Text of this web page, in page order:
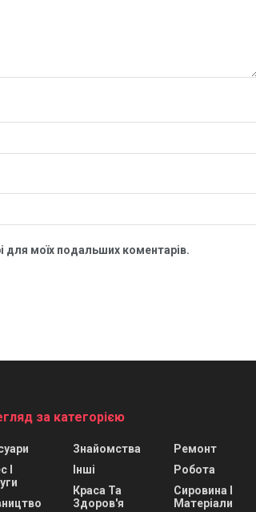
для моїх подальших коментарів.
за категорією
І
Знайомства
Інші
Краса Та
Здоров'я
Ремонт
Робота
Сировина І
Матеріали